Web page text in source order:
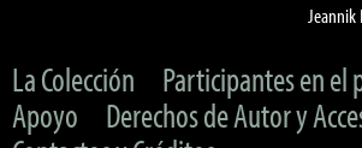
La Colección
Participantes en el
Apoyo
Derechos de Autor y